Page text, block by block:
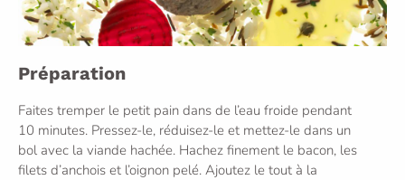
Préparation
Faites tremper le petit pain dans de l’eau froide pendant
10 minutes. Pressez-le, réduisez-le et mettez-le dans un
bol avec la viande hachée. Hachez finement le bacon, les
filets d’anchois et l’oignon pelé. Ajoutez le tout à la